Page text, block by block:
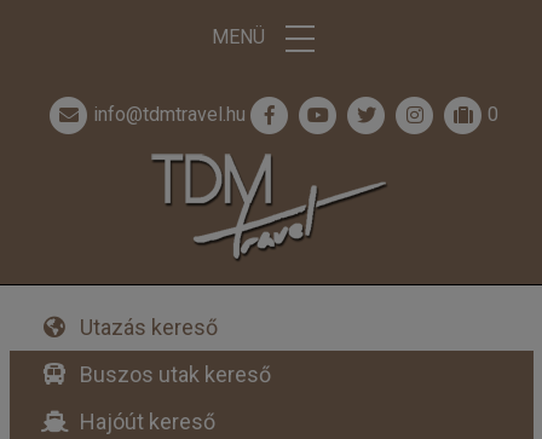
MENÜ
info@tdmtravel.hu 0
Utazás kereső
Buszos utak kereső
Hajóút kereső